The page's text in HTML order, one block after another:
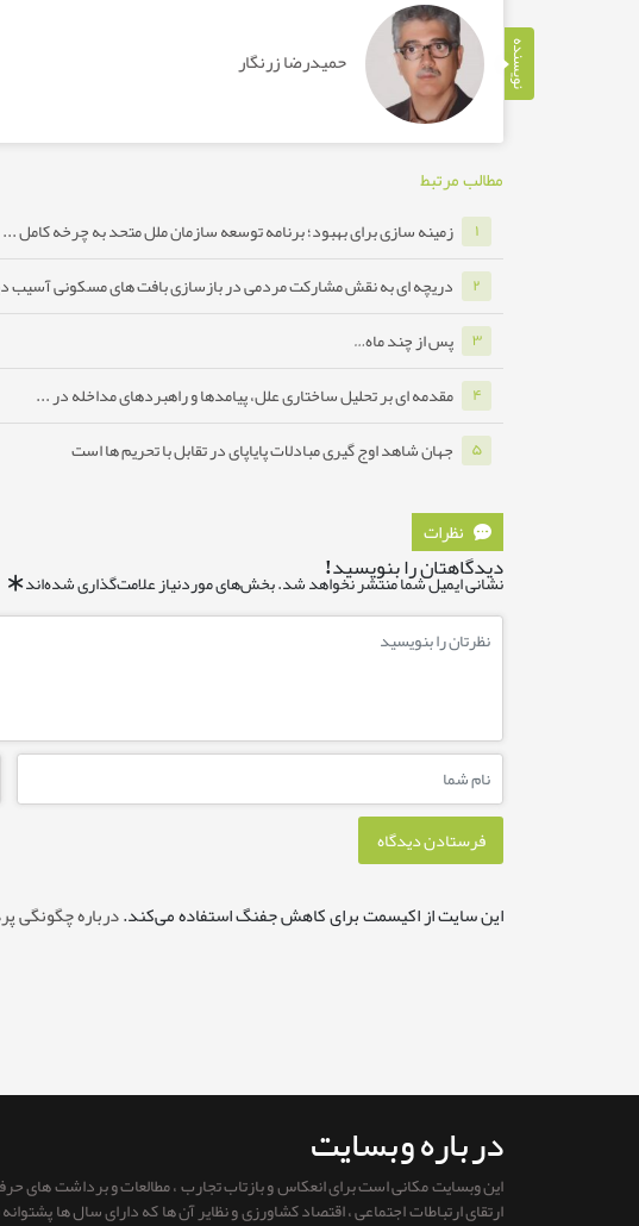
نویسنده حمیدرضا زرنگار
مطالب مرتبط
۱ زمینه سازی برای بهبود؛ برنامه توسعه سازمان ملل متحد به چرخه کامل ...
۲ دریچه ای به نقش مشارکت مردمی در بازسازی بافت های مسکونی آسیب
۳ پس از چند ماه…
۴ مقدمه ای بر تحلیل ساختاری علل، پیامدها و راهبردهای مداخله در ...
۵ جهان شاهد اوج گیری مبادلات پایاپای در تقابل با تحریم ها است
نظرات
دیدگاهتان را بنویسید!
نشانی ایمیل شما منتشر نخواهد شد. بخش‌های موردنیاز علامت‌گذاری شده‌اند*
این سایت از اکیسمت برای کاهش جفنگ استفاده می‌کند. درباره چگونگی
درباره وبسایت
این وبسایت مکانی است برای انعکاس و بازتاب تجارب ، مطالعات و برداشت های
ارتقای ارتباطات اجتماعی ، اقتصاد کشاورزی و نظایر آن ها که دارای سال ها